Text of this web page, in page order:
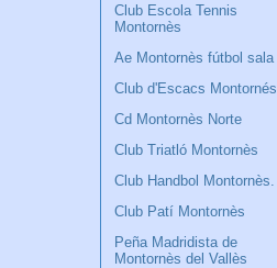
Club Escola Tennis
Montornès
Ae Montornès fútbol sala
Club d'Escacs Montornés
Cd Montornès Norte
Club Triatló Montornès
Club Handbol Montornès.
Club Patí Montornès
Peña Madridista de
Montornès del Vallès